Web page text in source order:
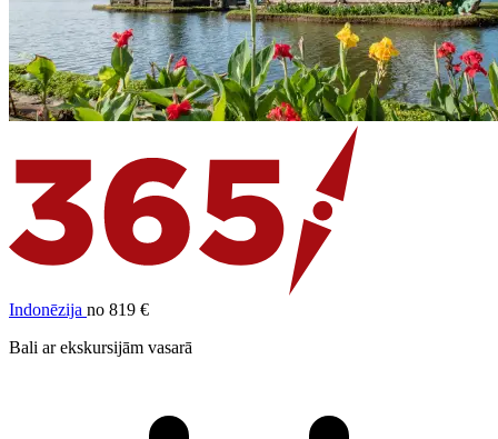
Indonēzija no 819 €
Bali ar ekskursijām vasarā